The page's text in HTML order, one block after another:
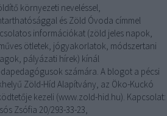
környezeti neveléssel,
és Zöld Óvoda címmel
információkat (zöld jeles napok,
ötletek, jógyakorlatok, módszertani
pályázati hírek) kínál
számára. A blogot a pécsi
Zöld-Híd Alapítvány, az Öko-Kuckó
kezeli (www.zold-hid.hu). Kapcsolat:
Zsófia 20/293-33-23,